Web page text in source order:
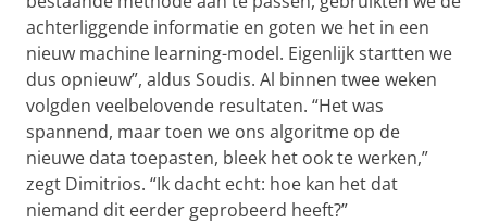
achterliggende informatie en goten we het in een
nieuw machine learning-model. Eigenlijk startten we
dus opnieuw”, aldus Soudis. Al binnen twee weken
volgden veelbelovende resultaten. “Het was
spannend, maar toen we ons algoritme op de
nieuwe data toepasten, bleek het ook te werken,”
zegt Dimitrios. “Ik dacht echt: hoe kan het dat
niemand dit eerder geprobeerd heeft?”